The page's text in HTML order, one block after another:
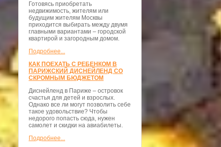
Готовясь приобретать
недвижимость, жителям или
будущим жителям Москвы
приходится выбирать между двумя
главными вариантами – городской
квартирой и загородным домом.
Подробнее...
КАК ПОЕХАТЬ С РЕБЕНКОМ В
ПАРИЖСКИЙ ДИСНЕЙЛЕНД СО
СКРОМНЫМ БЮДЖЕТОМ
Диснейленд в Париже – островок
счастья для детей и взрослых.
Однако все ли могут позволить себе
такое удовольствие? Чтобы
недорого попасть сюда, нужен
самолет и скидки на авиабилеты.
Подробнее...